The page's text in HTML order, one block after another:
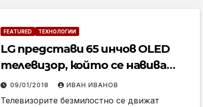
FEATURED ТЕХНОЛОГИИ
LG представи 65 инчов OLED
телевизор, който се навива
като лист хартия
09/01/2018 ИВАН ИВАНОВ
Телевизорите безмилостно се движат